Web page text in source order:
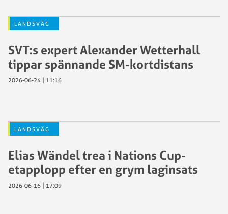
LANDSVÄG
SVT:s expert Alexander Wetterhall
tippar spännande SM-kortdistans
2026-06-24 | 11:16
LANDSVÄG
Elias Wändel trea i Nations Cup-
etapplopp efter en grym laginsats
2026-06-16 | 17:09